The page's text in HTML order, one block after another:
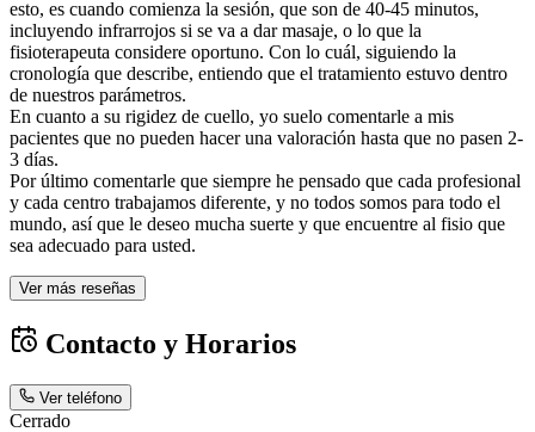
esto, es cuando comienza la sesión, que son de 40-45 minutos,
incluyendo infrarrojos si se va a dar masaje, o lo que la
fisioterapeuta considere oportuno. Con lo cuál, siguiendo la
cronología que describe, entiendo que el tratamiento estuvo dentro
de nuestros parámetros.
En cuanto a su rigidez de cuello, yo suelo comentarle a mis
pacientes que no pueden hacer una valoración hasta que no pasen 2-
3 días.
Por último comentarle que siempre he pensado que cada profesional
y cada centro trabajamos diferente, y no todos somos para todo el
mundo, así que le deseo mucha suerte y que encuentre al fisio que
sea adecuado para usted.
Ver más reseñas
Contacto y Horarios
Ver teléfono
Cerrado